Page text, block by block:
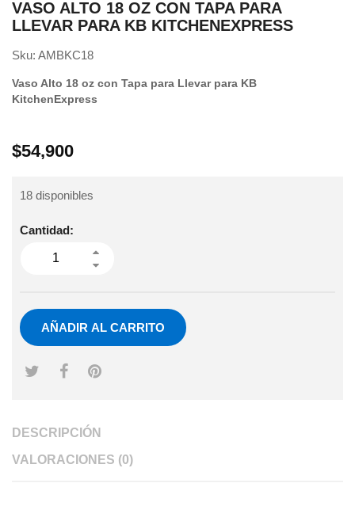
VASO ALTO 18 OZ CON TAPA PARA
LLEVAR PARA KB KITCHENEXPRESS
Sku: AMBKC18
Vaso Alto 18 oz con Tapa para Llevar para KB
KitchenExpress
$54,900
18 disponibles
Cantidad:
AÑADIR AL CARRITO
DESCRIPCIÓN
VALORACIONES (0)